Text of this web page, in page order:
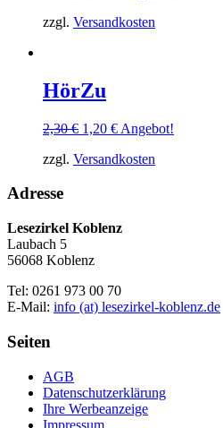
war:
ist:
zzgl. Versandkosten
HörZu
2,30€ Ursprünglicher
war:
1,20 €Aktueller
ist:
Angebot!
zzgl. Versandkosten
Adresse
Lesezirkel Koblenz
Laubach 5
56068 Koblenz
Tel: 0261 973 00 70
E-Mail: info (at) lesezirkel-koblenz.de
Seiten
AGB
Datenschutzerklärung
Ihre Werbeanzeige
Impressum